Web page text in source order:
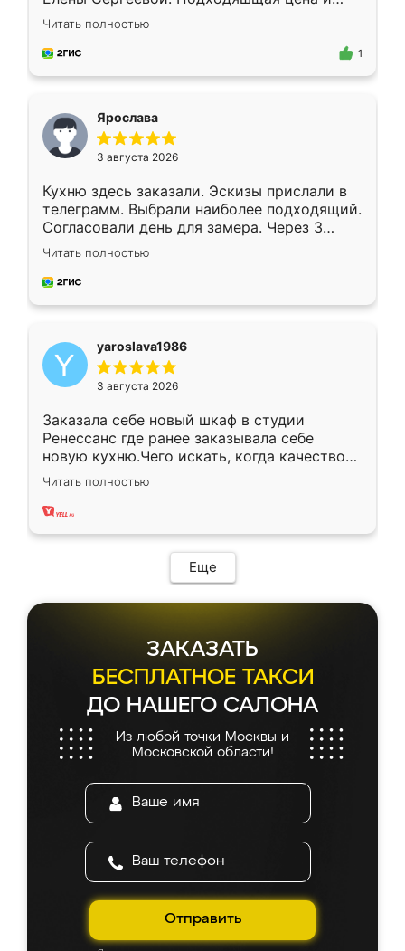
короткие сроки изготовления. Приехавший
для замера сотрудник Владислав
предложил по моему эскизу самый
Читать полностью
1
Ярослава
3 августа 2026
Кухню здесь заказали. Эскизы прислали в
телеграмм. Выбрали наиболее подходящий.
Согласовали день для замера. Через 3
недели кухня была уже готова. Остались
довольны работой. Спасибо Ренессанс
мебель за качественную работу!
Читать полностью
yaroslava1986
3 августа 2026
Заказала себе новый шкаф в студии
Ренессанс где ранее заказывала себе
новую кухню.Чего искать, когда качеством
вполне довольна. Служит кухня уже почти
два года, нареканий нет.
Читать полностью
Еще
ЗАКАЗАТЬ
БЕСПЛАТНОЕ ТАКСИ
ДО НАШЕГО САЛОНА
Из любой точки Москвы и
Московской области!
Отправить